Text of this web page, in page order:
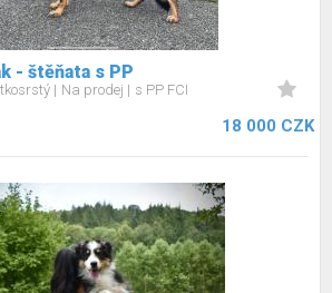
- štěňata s PP
Na prodej s PP FCI
18 000 CZK